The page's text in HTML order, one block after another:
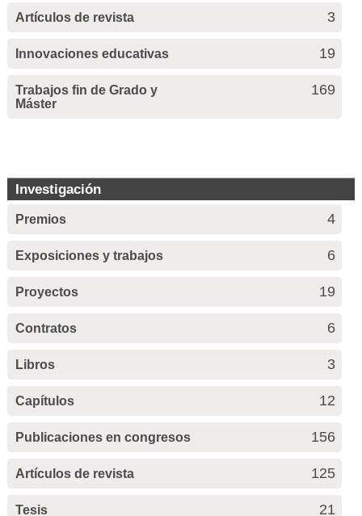
Artículos de revista 3
Innovaciones educativas 19
Trabajos fin de Grado y
Máster
169
Investigación
Premios 4
Exposiciones y trabajos 6
Proyectos 19
Contratos 6
Libros 3
Capítulos 12
Publicaciones en congresos 156
Artículos de revista 125
Tesis 21